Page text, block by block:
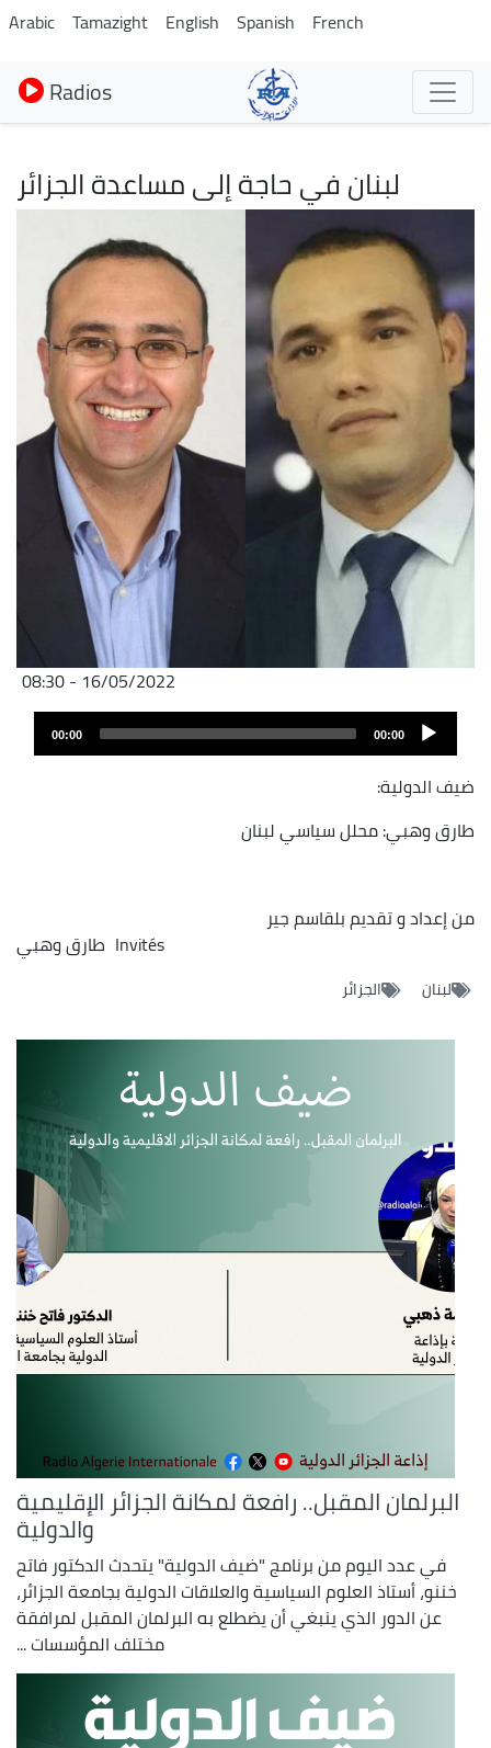
Aller
au
contenu
principal
Arabic Tamazight English Spanish French
Radios
لبنان في حاجة إلى مساعدة الجزائر
16/05/2022 - 08:30
00:00
00:00
ضيف الدولية:
طارق وهبي: محلل سياسي لبنان
من إعداد و تقديم بلقاسم جير
Invités طارق وهبي
لبنان الجزائر
البرلمان المقبل.. رافعة لمكانة الجزائر الإقليمية
والدولية
في عدد اليوم من برنامج "ضيف الدولية" يتحدث الدكتور فاتح
خننو، أستاذ العلوم السياسية والعلاقات الدولية بجامعة الجزائر،
عن الدور الذي ينبغي أن يضطلع به البرلمان المقبل لمرافقة
مختلف المؤسسات ...